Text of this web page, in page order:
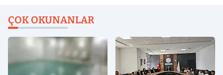
ÇOK OKUNANLAR